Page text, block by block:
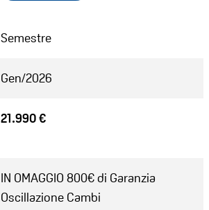
Semestre
Gen/2026
21.990 €
IN OMAGGIO 800€ di Garanzia
Oscillazione Cambi